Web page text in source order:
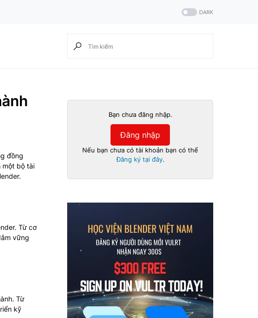
DARK
đồng
một bộ tài
Từ cơ
vững
Từ
kỹ
Bạn chưa đăng nhập.
Đăng nhập
Nếu bạn chưa có tài khoản bạn có thể
Đăng ký tại đây.